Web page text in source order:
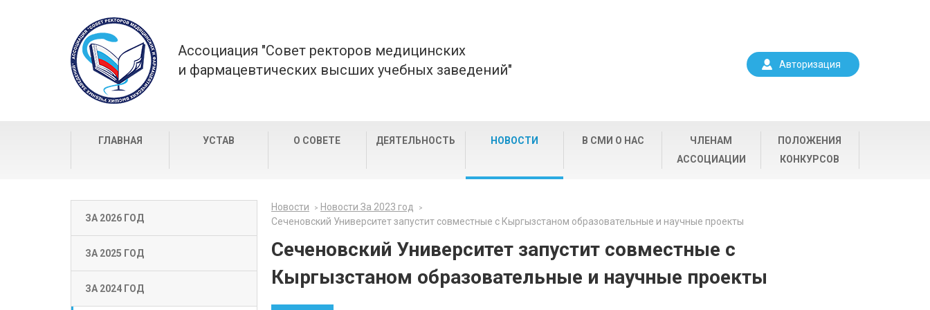
Ассоциация "Совет ректоров медицинских
и фармацевтических высших учебных заведений"
Авторизация
ГЛАВНАЯ УСТАВ О СОВЕТЕ ДЕЯТЕЛЬНОСТЬ НОВОСТИ В СМИ О НАС
ЧЛЕНАМ
АССОЦИАЦИИ
ПОЛОЖЕНИЯ
КОНКУРСОВ
ЗА 2026 ГОД
ЗА 2025 ГОД
ЗА 2024 ГОД
Новости
Новости За 2023 год
Сеченовский Университет запустит совместные с Кыргызстаном образовательные и научные проекты
Сеченовский Университет запустит совместные с
Кыргызстаном образовательные и научные проекты